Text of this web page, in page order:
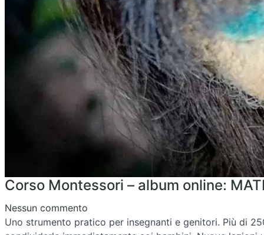
Corso Montessori – album online:
Nessun commento
Uno strumento pratico per insegnanti e genitori. Più di 250 presentazioni e tutto il materiale stampabile occorrente per